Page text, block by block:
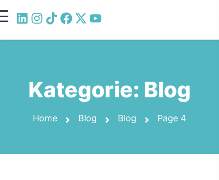
Kategorie: Blog
Home Blog Blog Page 4